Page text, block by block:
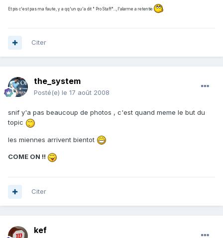
Et pis c'est pas ma faute, y a qq'un qu'a dit " Pro Staff"..., l'alarme a retentie
Citer
the_system
Posté(e) le 17 août 2008
snif y'a pas beaucoup de photos , c'est quand meme le but du
topic
les miennes arrivent bientot
COME ON !!
Citer
kef